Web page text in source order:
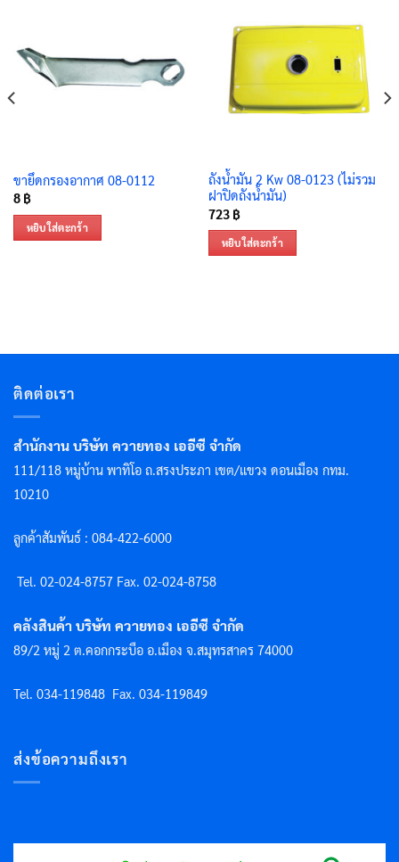
ขายึดกรองอากาศ 08-0112
8 ฿
หยิบใส่ตะกร้า
ถังน้ำมัน 2 Kw 08-0123 (ไม่รวม
ฝาปิดถังน้ำมัน)
723 ฿
หยิบใส่ตะกร้า
ติดต่อเรา
สำนักงาน บริษัท ควายทอง เออีซี จำกัด
111/118 หมู่บ้าน พาทิโอ ถ.สรงประภา เขต/แขวง ดอนเมือง กทม.
10210
ลูกค้าสัมพันธ์ : 084-422-6000
Tel. 02-024-8757 Fax. 02-024-8758
คลังสินค้า บริษัท ควายทอง เออีซี จำกัด
89/2 หมู่ 2 ต.คอกกระบือ อ.เมือง จ.สมุทรสาคร 74000
Tel. 034-119848 Fax. 034-119849
ส่งข้อความถึงเรา